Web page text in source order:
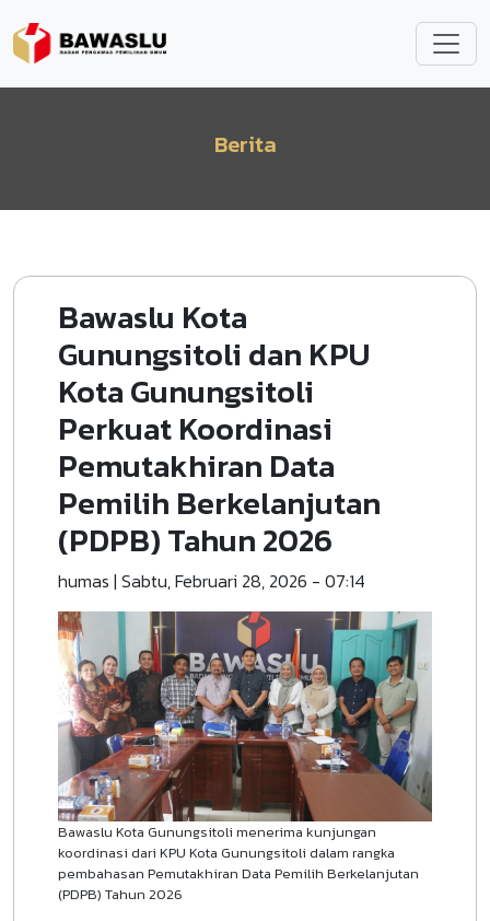
Berita
Bawaslu Kota
Gunungsitoli dan KPU
Kota Gunungsitoli
Perkuat Koordinasi
Pemutakhiran Data
Pemilih Berkelanjutan
(PDPB) Tahun 2026
humas | Sabtu, Februari 28, 2026 - 07:14
Bawaslu Kota Gunungsitoli menerima kunjungan
koordinasi dari KPU Kota Gunungsitoli dalam rangka
pembahasan Pemutakhiran Data Pemilih Berkelanjutan
(PDPB) Tahun 2026